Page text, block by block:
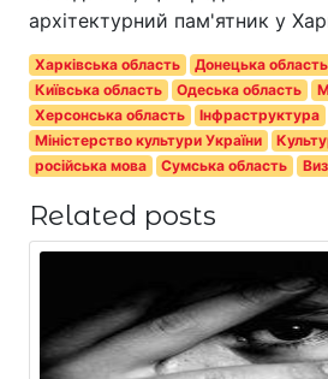
архітектурний пам'ятник у
Харківська область Донецька область
Київська область
Одеська область
Херсонська область
Інфраструктура
Міністерство культури України
російська мова
Сумська область
Related posts